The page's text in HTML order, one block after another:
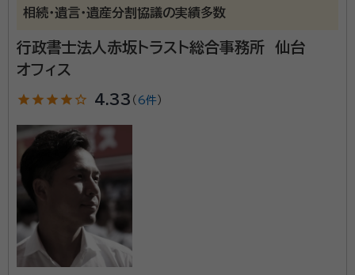
伊藤 桂子（いとう けいこ）
行政書士・保護司
市ものう夢ネット会長
す。特に相続関係を得意としています。
資格等： 行政書士・保護司
所属団体：
宮城県行政書士会 / 一般社団法人コスモス成年後見サ
ポートセンター会員
相続・遺言・遺産分割協議の実績多数
行政書士法人赤坂トラスト総合事務所 仙台
オフィス
star star star star star_outline 4.33 （ 6件）